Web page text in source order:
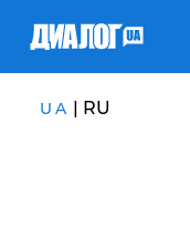
UA | RU